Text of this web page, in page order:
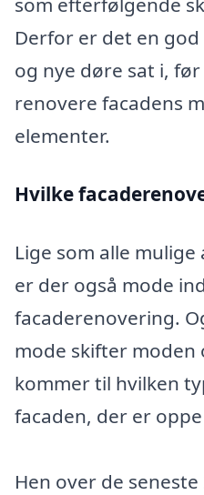
Derfor er det en
og nye døre sat i,
renovere facadens
elementer.
Hvilke
Lige som alle
er der også mode
facaderenovering.
mode skifter moden
kommer til hvilken
facaden, der er
Hen over de